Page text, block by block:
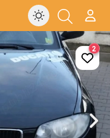
2